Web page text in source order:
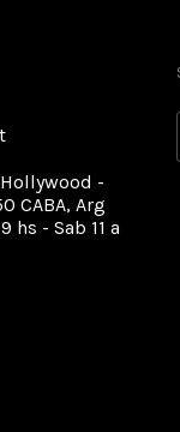
-
CABA, Arg
hs - Sab 11 a